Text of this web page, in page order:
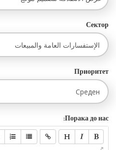
Сектор
Приоритет
Порака до нас: